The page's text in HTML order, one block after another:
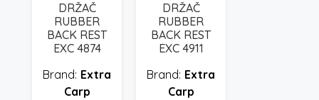
DRŽAČ
RUBBER
BACK REST
EXC 4874
Extra
Carp
DRŽAČ
RUBBER
BACK REST
EXC 4911
Extra
Carp